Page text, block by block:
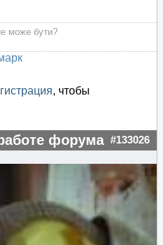
може бути?
, чтобы
форума #133026